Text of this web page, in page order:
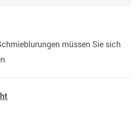
müssen Sie sich